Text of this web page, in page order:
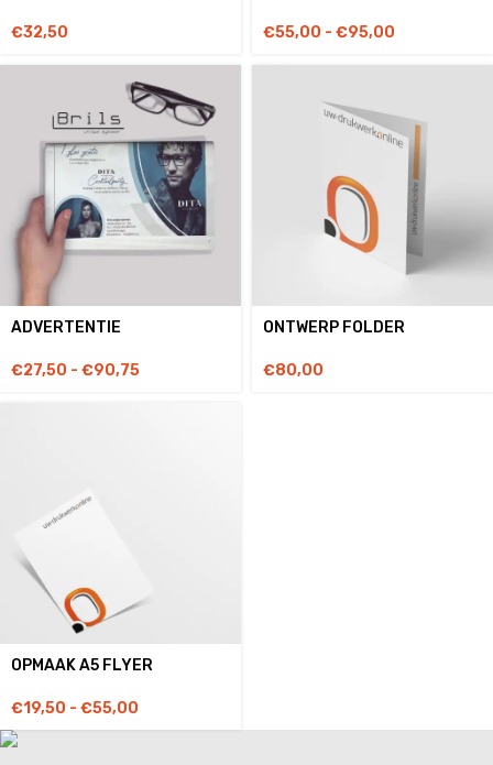
€32,50 €55,00 - €95,00
ADVERTENTIE
€27,50 - €90,75
ONTWERP FOLDER
€80,00
OPMAAK A5 FLYER
€19,50 - €55,00